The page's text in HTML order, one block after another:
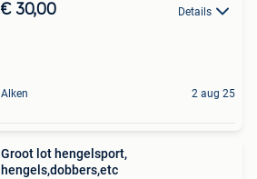
€ 30,00 Details
Alken 2 aug 25
Groot lot hengelsport,
hengels,dobbers,etc